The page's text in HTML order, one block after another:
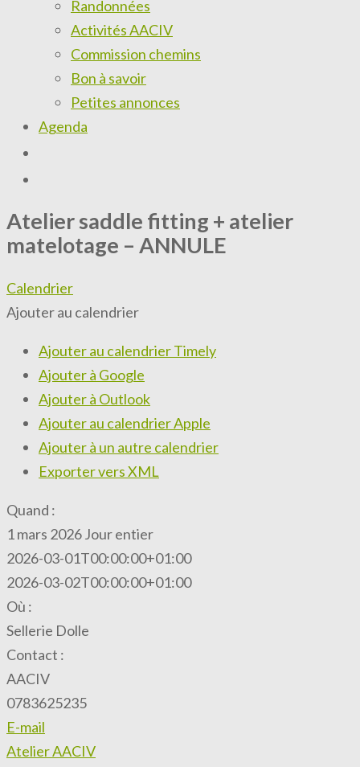
Randonnées
Activités AACIV
Commission chemins
Bon à savoir
Petites annonces
Agenda
Atelier saddle fitting + atelier
matelotage – ANNULE
Calendrier
Ajouter au calendrier
Ajouter au calendrier Timely
Ajouter à Google
Ajouter à Outlook
Ajouter au calendrier Apple
Ajouter à un autre calendrier
Exporter vers XML
Quand :
1 mars 2026Jour entier
2026-03-01T00:00:00+01:00
2026-03-02T00:00:00+01:00
Où :
Sellerie Dolle
Contact :
AACIV
0783625235
E-mail
Atelier AACIV